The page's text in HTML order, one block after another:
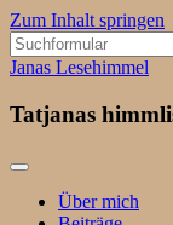
Zum Inhalt springen
Suchen
nach:
Janas Lesehimmel
Tatjanas
Über mich